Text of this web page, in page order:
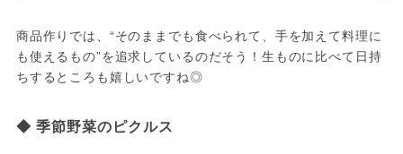
商品作りでは、“そのままでも食べられて、手を加えて料理に
も使えるもの”を追求しているのだそう！生ものに比べて日持
ちするところも嬉しいですね◎
◆ 季節野菜のピクルス